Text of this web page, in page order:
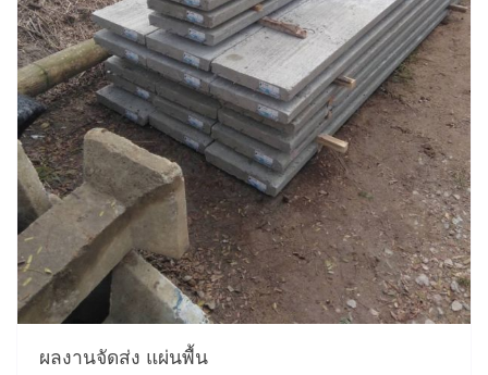
ผลงานจัดส่ง แผ่นพื้น